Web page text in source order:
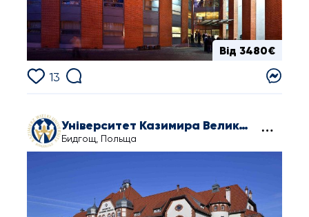
Від 3480€
13
Університет Казимира Великого в Бидгощі
Бидгощ, Польща